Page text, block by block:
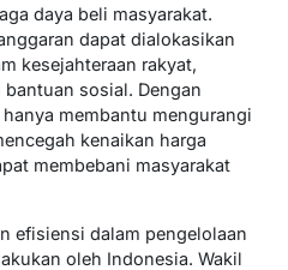
daya beli masyarakat.
dapat dialokasikan
kesejahteraan rakyat,
sosial. Dengan
membantu mengurangi
kenaikan harga
membebani masyarakat
efisiensi dalam pengelolaan
oleh Indonesia. Wakil